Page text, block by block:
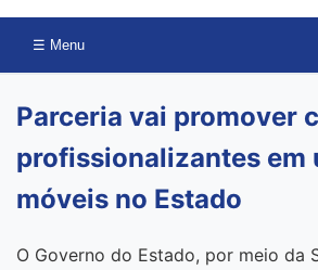
☰ Menu
Parceria vai promover
profissionalizantes em
móveis no Estado
O Governo do Estado, por meio da